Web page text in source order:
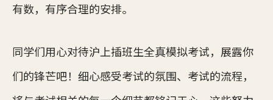
有数，有序合理的安排。
同学们用心对待沪上插班生全真模拟考试，展露你
们的锋芒吧！细心感受考试的氛围、考试的流程，